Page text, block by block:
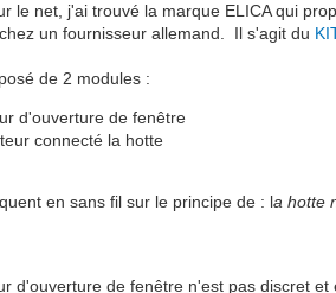
le net, j'ai trouvé la marque ELICA qui
un fournisseur allemand. Il s'agit du
de 2 modules :
d'ouverture de fenêtre
connecté la hotte
en sans fil sur le principe de : la hotte
d'ouverture de fenêtre n'est pas discret et